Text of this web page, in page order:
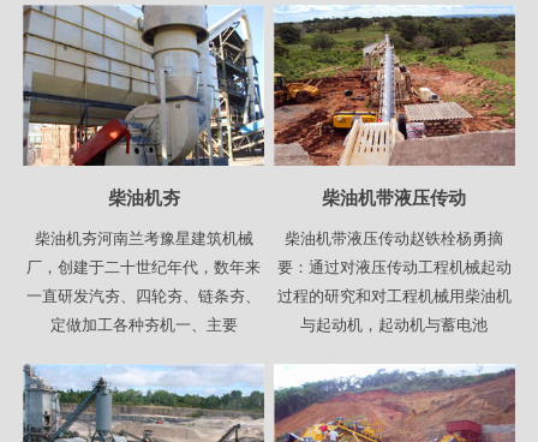
柴油机夯
柴油机夯河南兰考豫星建筑机械
厂，创建于二十世纪年代，数年来
一直研发汽夯、四轮夯、链条夯、
定做加工各种夯机一、主要
柴油机带液压传动
柴油机带液压传动赵铁栓杨勇摘
要：通过对液压传动工程机械起动
过程的研究和对工程机械用柴油机
与起动机，起动机与蓄电池